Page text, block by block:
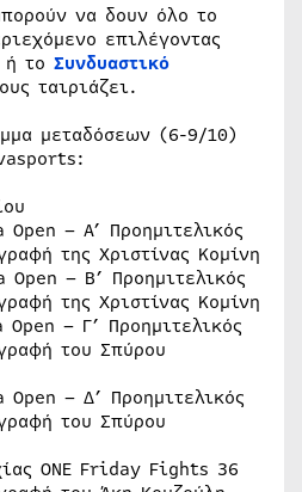
να δουν όλο το
επιλέγοντας
ή το Συνδυαστικό
ταιριάζει.
μεταδόσεων (6-9/10)
– Α’ Προημιτελικός
της Χριστίνας Κομίνη
Open – Β’ Προημιτελικός
της Χριστίνας Κομίνη
– Γ’ Προημιτελικός
του Σπύρου
– Δ’ Προημιτελικός
του Σπύρου
ONE Friday Fights 36